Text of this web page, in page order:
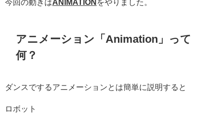
今回の動きはANIMATION をやりました。
アニメーション「Animation」って
何？
ダンスでするアニメーションとは簡単に説明すると
ロボット